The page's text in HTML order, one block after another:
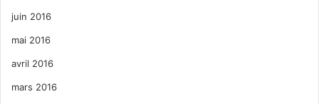
juin 2016
mai 2016
avril 2016
mars 2016